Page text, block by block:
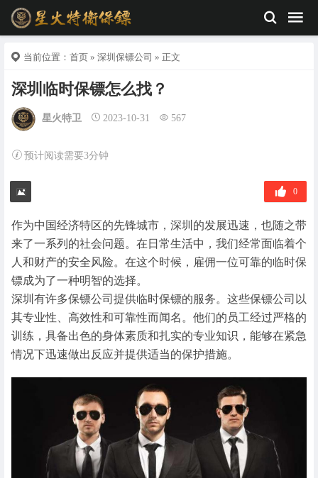
当前位置： 首页 » 深圳保镖公司 » 正文
深圳临时保镖怎么找？
星火特卫 2023-10-31 567
预计阅读需要3分钟
0
作为中国经济特区的先锋城市，深圳的发展迅速，也随之带
来了一系列的社会问题。在日常生活中，我们经常面临着个
人和财产的安全风险。在这个时候，雇佣一位可靠的临时保
镖成为了一种明智的选择。
深圳有许多保镖公司提供临时保镖的服务。这些保镖公司以
其专业性、高效性和可靠性而闻名。他们的员工经过严格的
训练，具备出色的身体素质和扎实的专业知识，能够在紧急
情况下迅速做出反应并提供适当的保护措施。